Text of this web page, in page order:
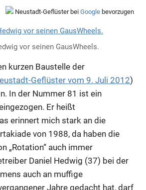
Neustadt-Geflüster bei Google bevorzugen
vor seinen GausWheels.
kurzen Baustelle der
Geflüster vom 9. Juli 2012)
In der Nummer 81 ist ein
Er heißt
erinnert mich stark an die
von 1988, da haben die
„Rotation“ auch immer
Daniel Hedwig (37) bei der
auch an muffige
Jahre gedacht hat, darf